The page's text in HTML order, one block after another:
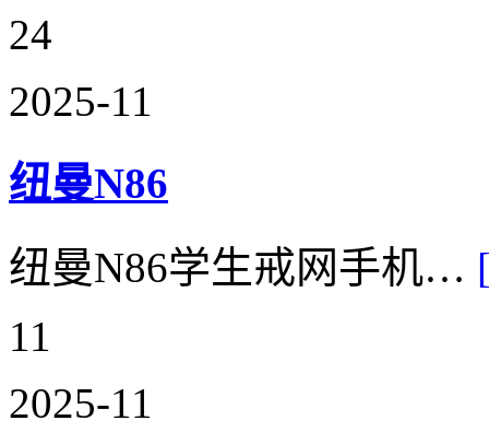
24
2025-11
纽曼N86
纽曼N86学生戒网手机…
11
2025-11